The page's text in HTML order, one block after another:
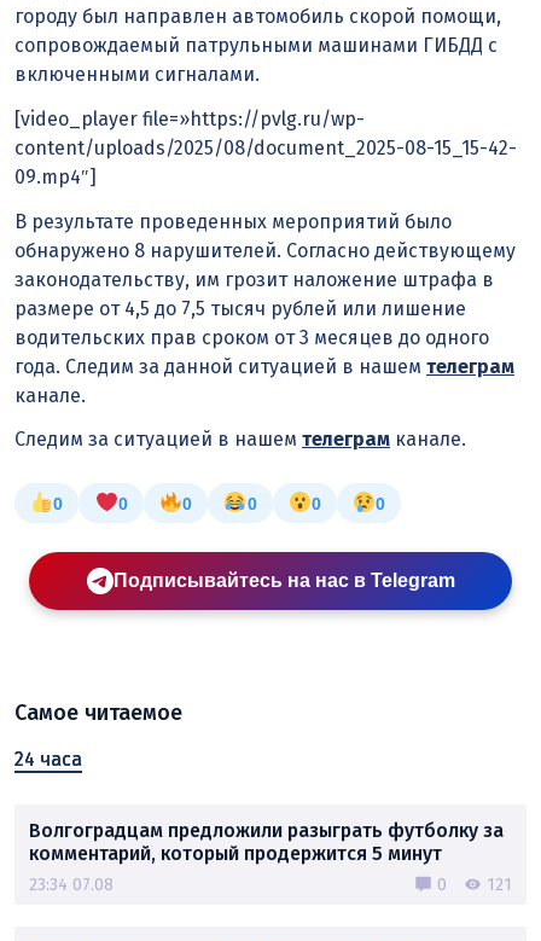
городу был направлен автомобиль скорой помощи,
сопровождаемый патрульными машинами ГИБДД с
включенными сигналами.
[video_player file=»https://pvlg.ru/wp-
content/uploads/2025/08/document_2025-08-15_15-42-
09.mp4″]
В результате проведенных мероприятий было
обнаружено 8 нарушителей. Согласно действующему
законодательству, им грозит наложение штрафа в
размере от 4,5 до 7,5 тысяч рублей или лишение
водительских прав сроком от 3 месяцев до одного
года. Следим за данной ситуацией в нашем телеграм
канале.
Следим за ситуацией в нашем телеграм канале.
0 0 0 0 0 0
Подписывайтесь на нас в Telegram
Самое читаемое
24 часа
Волгоградцам предложили разыграть футболку за
комментарий, который продержится 5 минут
23:34 07.08 0 121